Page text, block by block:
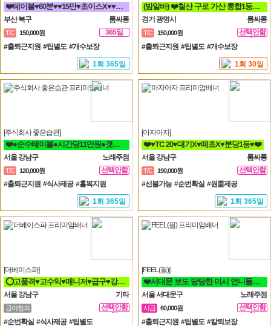
❤️테이블♥60분♥♥15만♥초이스X♥♥해운대서면연산동동래하단온천장룸빠룸싸롱❤️
부산 북구 룸싸롱
T/C 150,000원
365일
#출퇴근지원 #팁별도 #개수보장
1회 365일
(밤알바) ❤️철산 구로 가산 통합1등❤️신규모집❤️ 룸알바
경기 광명시 룸싸롱
T/C 150,000원
선택안함
일
#출퇴근지원 #팁별도 #개수보장
1회 30일
[주식회사 좋은습관]
❤️●순수테이블●시간당11만원●갯수보장제●❤️
서울 강남구 노래주점
T/C 120,000원
선택안함
일
#출퇴근지원 #식사제공 #홀복지원
1회 365일
[아자아자]
❤️♥TC 20♥대기X♥떼초X♥분당1등♥❤️
서울 강남구 룸싸롱
T/C 190,000원
선택안함
일
#선불가능 #순번확실 #원룸제공
1회 365일
[더베이스파]
⭕고품격♥고수익♥매니저♥급구♥강남구♥삼성동♥선릉⭕
서울 강남구 기타
급여협의
선택안함
일
#순번확실 #식사제공 #팁별도
[FEEL(필)]
❤️서대문 보도 당당한 미시 언니들구함 초보 직장인 투잡 알바도 가능❤️
서울 서대문구 노래주점
시급 60,000원
선택안함
일
#출퇴근지원 #팁별도 #칼퇴보장